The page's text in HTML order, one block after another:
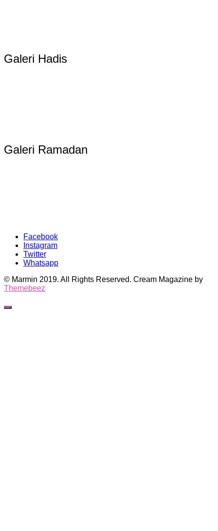
Galeri Hadis
Galeri Ramadan
Facebook
Instagram
Twitter
Whatsapp
© Marmin 2019. All Rights Reserved. Cream Magazine by
Themebeez